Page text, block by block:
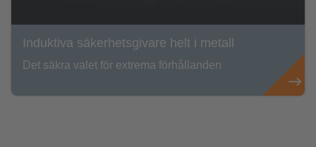
Induktiva säkerhetsgivare helt i metall
Det säkra valet för extrema förhållanden